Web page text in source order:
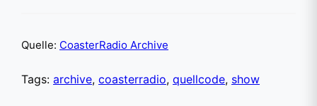
Quelle: CoasterRadio Archive
Tags: archive, coasterradio, quellcode, show